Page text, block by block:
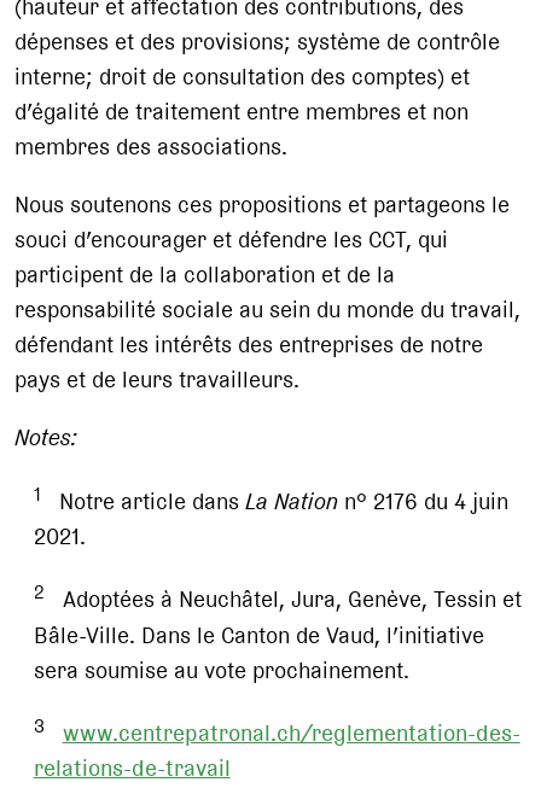
dépenses et des provisions; système de contrôle
interne; droit de consultation des comptes) et
d’égalité de traitement entre membres et non
membres des associations.
Nous soutenons ces propositions et partageons le
souci d’encourager et défendre les CCT, qui
participent de la collaboration et de la
responsabilité sociale au sein du monde du travail,
défendant les intérêts des entreprises de notre
pays et de leurs travailleurs.
Notes:
1 Notre article dansLa Nationn° 2176 du 4 juin
2021.
2
Adoptées à Neuchâtel, Jura, Genève, Tessin et
Bâle-Ville. Dans le Canton de Vaud, l’initiative
sera soumise au vote prochainement.
3
www.centrepatronal.ch/reglementation-des-
relations-de-travail